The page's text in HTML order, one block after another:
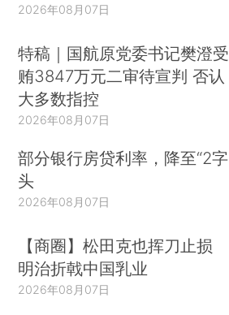
2026年08月07日
特稿｜国航原党委书记樊澄受
贿3847万元二审待宣判 否认
大多数指控
2026年08月07日
部分银行房贷利率，降至“2字
头
2026年08月07日
【商圈】松田克也挥刀止损
明治折戟中国乳业
2026年08月07日